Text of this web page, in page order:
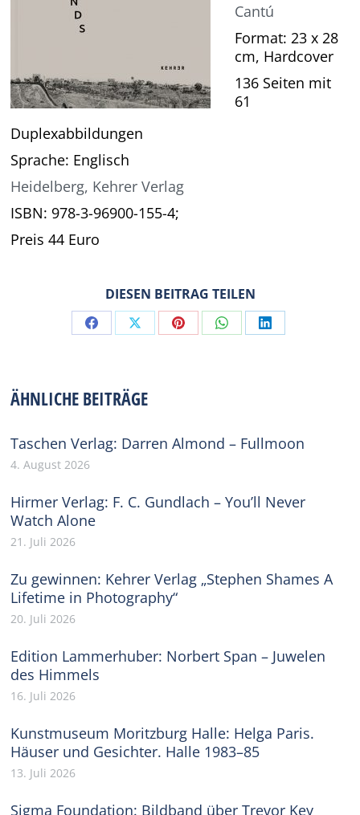
Cantú
Format: 23 x 28
cm, Hardcover
136 Seiten mit
61
Duplexabbildungen
Sprache: Englisch
Heidelberg, Kehrer Verlag
ISBN: 978-3-96900-155-4;
Preis 44 Euro
DIESEN BEITRAG TEILEN
Share Share Share Share Share
ÄHNLICHE BEITRÄGE
Taschen Verlag: Darren Almond – Fullmoon
4. August 2026
Hirmer Verlag: F. C. Gundlach – You’ll Never
Watch Alone
21. Juli 2026
Zu gewinnen: Kehrer Verlag „Stephen Shames A
Lifetime in Photography“
20. Juli 2026
Edition Lammerhuber: Norbert Span – Juwelen
des Himmels
16. Juli 2026
Kunstmuseum Moritzburg Halle: Helga Paris.
Häuser und Gesichter. Halle 1983–85
13. Juli 2026
Sigma Foundation: Bildband über Trevor Key